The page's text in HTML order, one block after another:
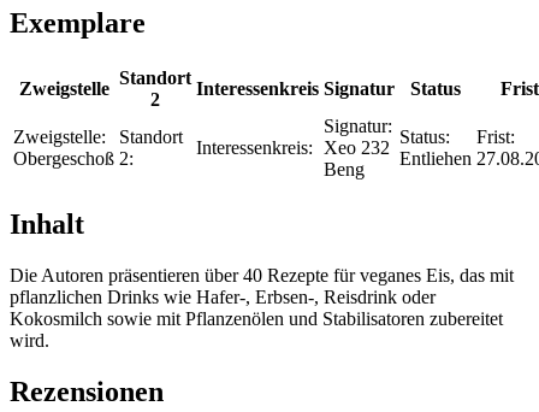
Exemplare
Zweigstelle
Standort
2
Interessenkreis Signatur Status Frist
Zweigstelle:
Obergeschoß
Standort
2:
Interessenkreis:
Signatur:
Xeo 232
Beng
Status:
Entliehen
Frist:
Inhalt
Die Autoren präsentieren über 40 Rezepte für veganes Eis, das mit
pflanzlichen Drinks wie Hafer-, Erbsen-, Reisdrink oder
Kokosmilch sowie mit Pflanzenölen und Stabilisatoren zubereitet
wird.
Rezensionen